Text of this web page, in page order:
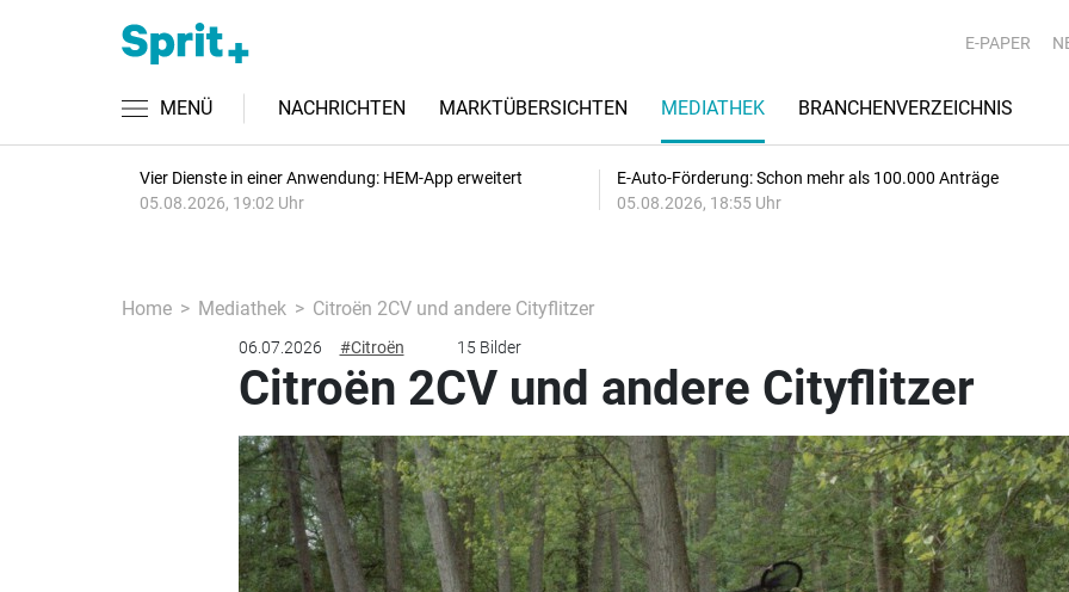
E-PAPER
MENÜ NACHRICHTEN MARKTÜBERSICHTEN MEDIATHEK BRANCHENVERZEICHNIS
Vier Dienste in einer Anwendung: HEM-App erweitert
05.08.2026, 19:02 Uhr
E-Auto-Förderung: Schon mehr als 100.000 Anträge
05.08.2026, 18:55 Uhr
Home Mediathek Citroën 2CV und andere Cityflitzer
06.07.2026 #Citroën 15 Bilder
Citroën 2CV und andere Cityflitzer